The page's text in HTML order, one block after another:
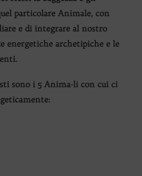
particolare Animale, con
e di integrare al nostro
energetiche archetipiche e le
sono i 5 Anima-li con cui ci